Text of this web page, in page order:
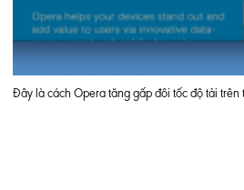
Đây là cách Opera tăng gấp đôi tốc độ tải trên